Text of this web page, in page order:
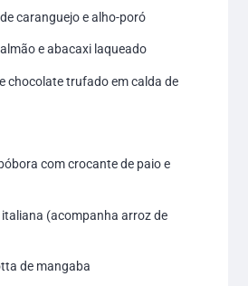
caranguejo e alho-poró
e abacaxi laqueado
chocolate trufado em calda de
com crocante de paio e
italiana (acompanha arroz de
de mangaba